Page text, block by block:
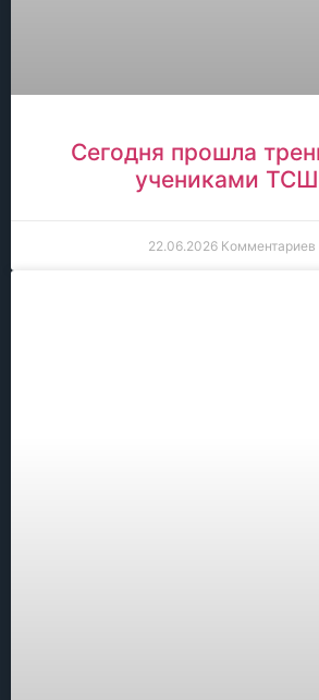
Сегодня прошла
учениками
22.06.2026 Комментариев